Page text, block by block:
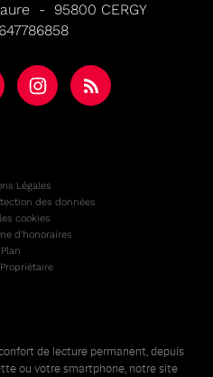
- 95800 CERGY
Légales
des données
cookies
d'honoraires
Plan
de lecture permanent, depuis
ou votre smartphone, notre site